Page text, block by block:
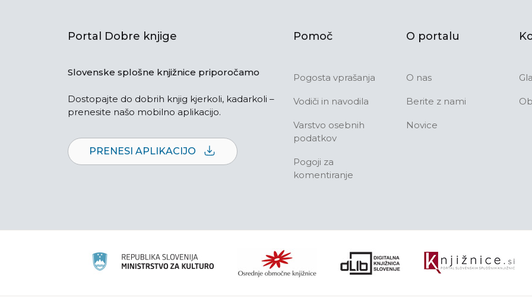
Portal Dobre knjige
Slovenske splošne knjižnice priporočamo
Dostopajte do dobrih knjig kjerkoli, kadarkoli –
prenesite našo mobilno aplikacijo.
PRENESI APLIKACIJO
Pomoč
Pogosta vprašanja
Vodiči in navodila
Varstvo osebnih
podatkov
Pogoji za
komentiranje
O portalu
O nas
Berite z nami
Novice